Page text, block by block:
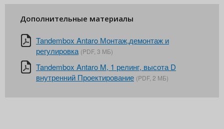
Дополнительные материалы
Tandembox Antaro Монтаж,демонтаж и
регулировка (PDF, 3 МБ)
Tandembox Antaro M, 1 релинг, высота D
внутренний Проектирование (PDF, 2 МБ)